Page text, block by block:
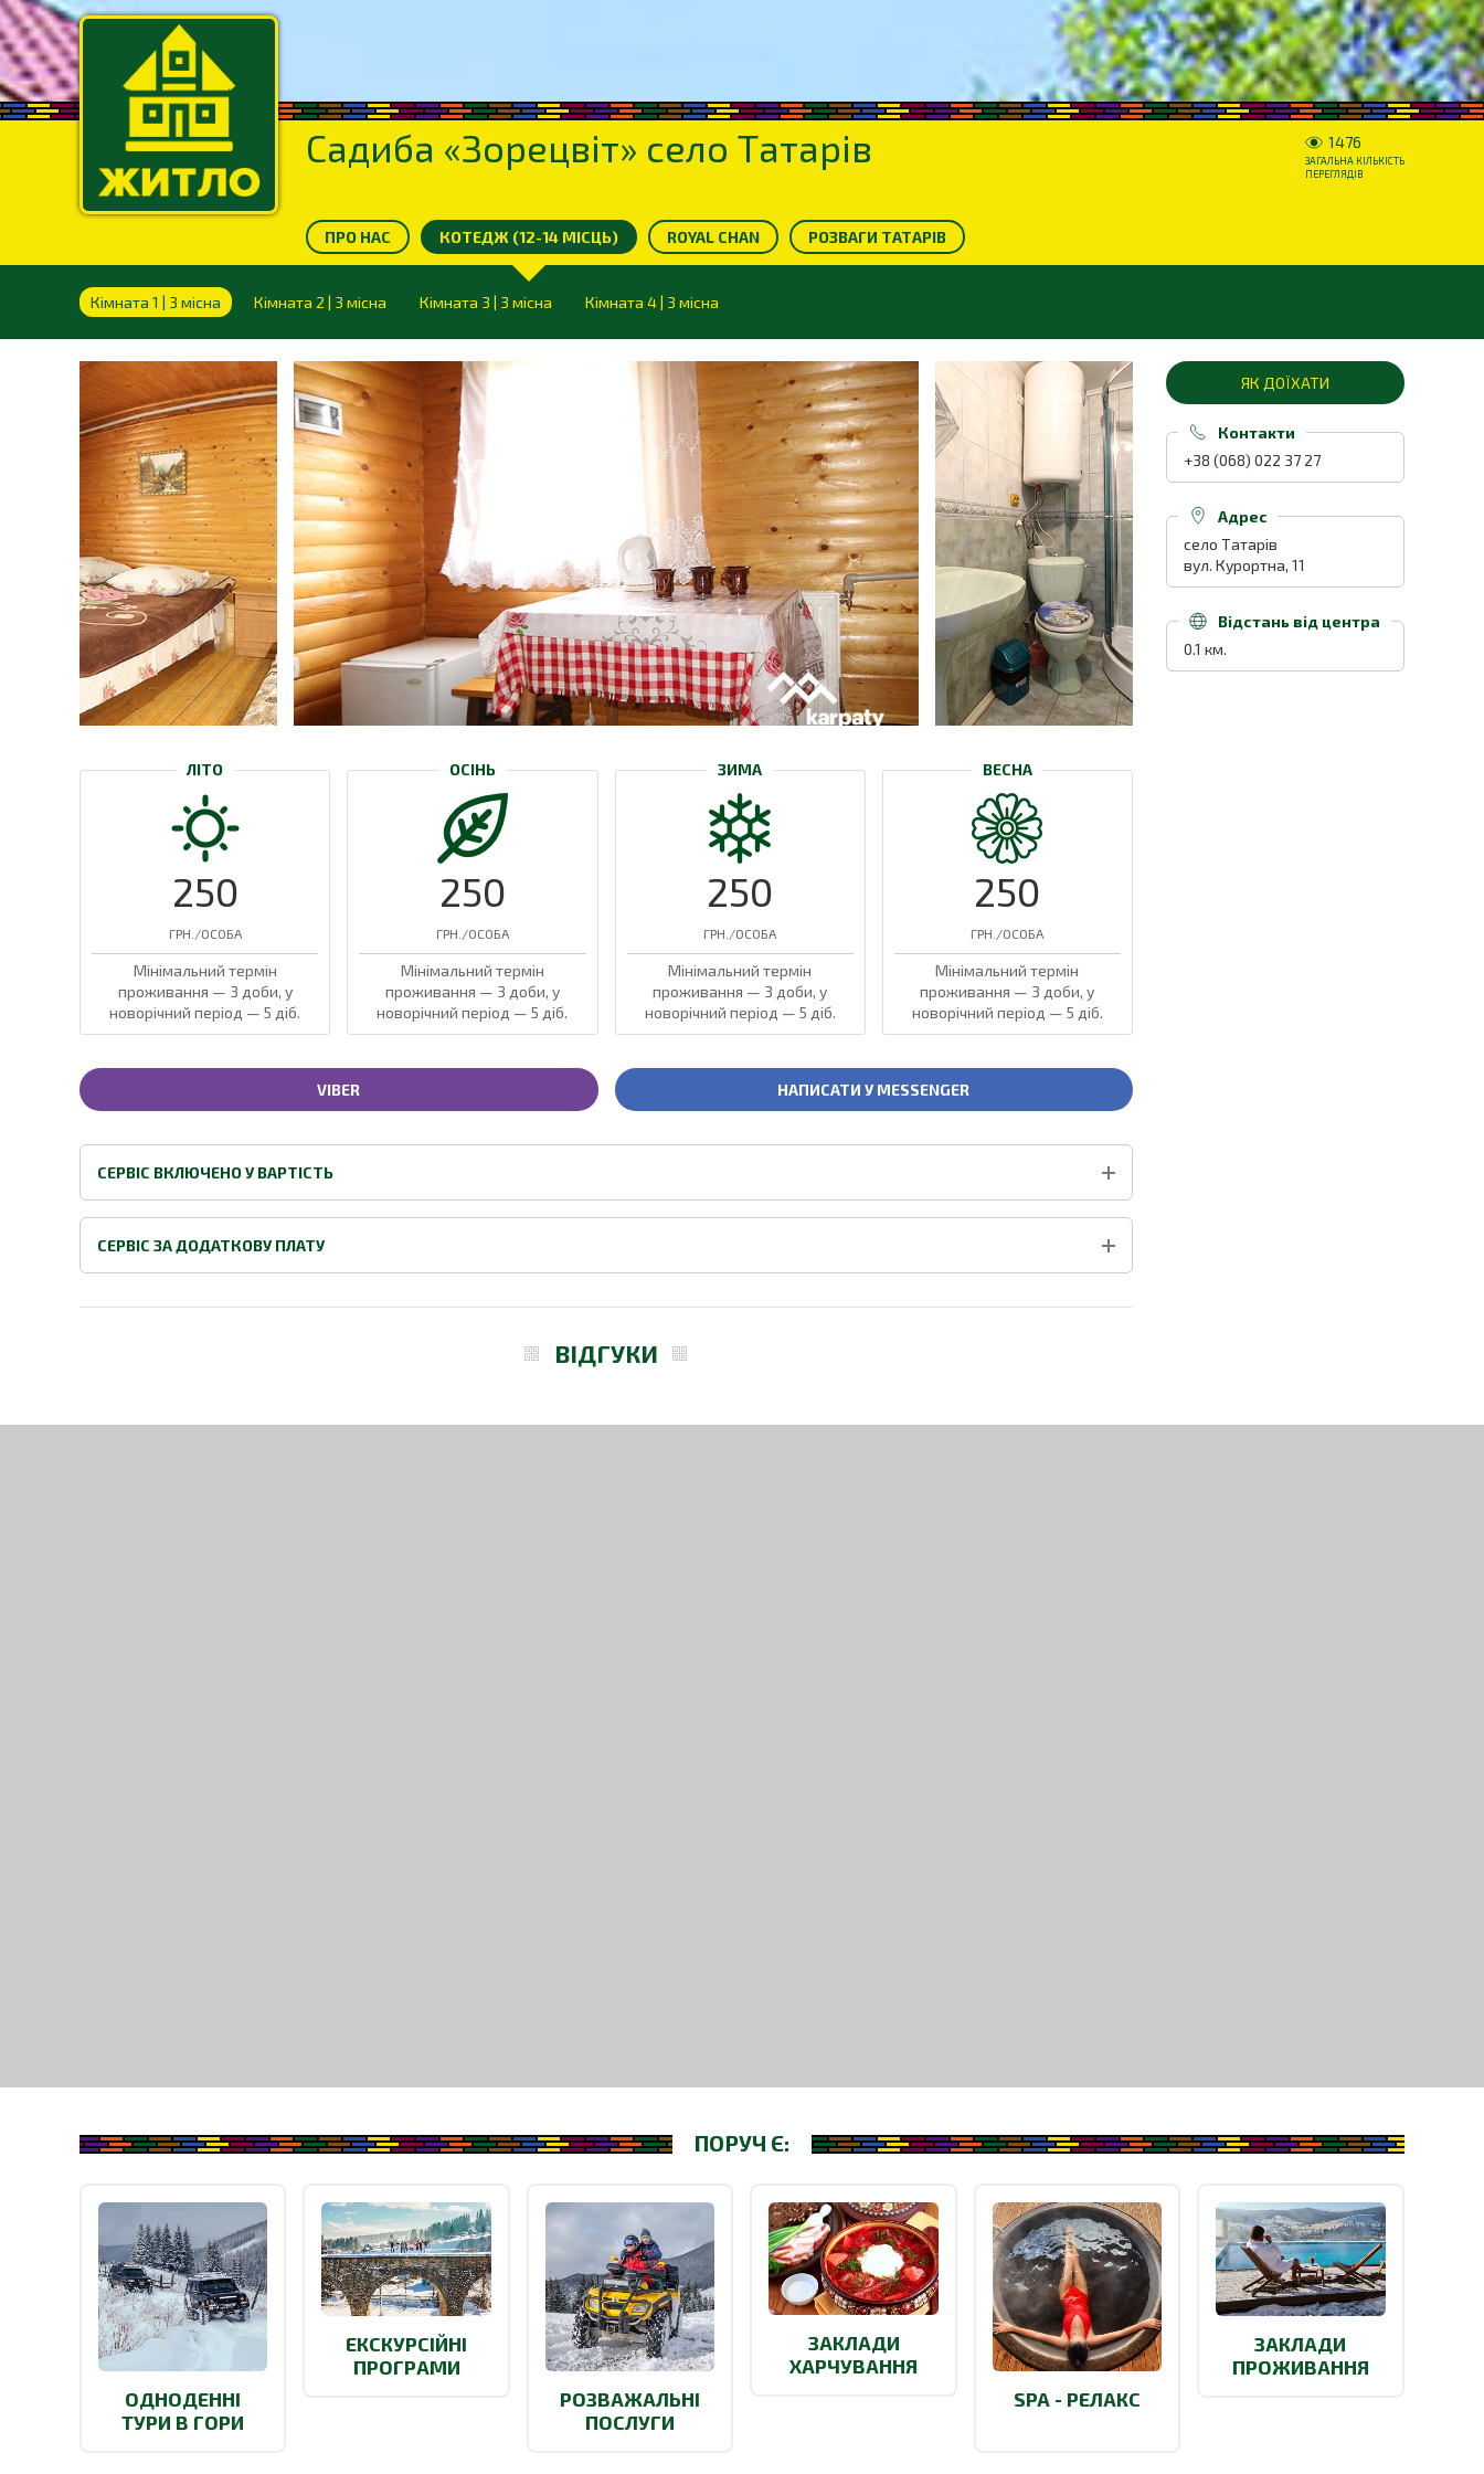
Садиба «Зорецвіт» село Татарів 1476
ЗАГАЛЬНА КІЛЬКІСТЬ
ПЕРЕГЛЯДІВ
ПРО НАС КОТЕДЖ (12-14 МІСЦЬ) ROYAL CHAN РОЗВАГИ ТАТАРІВ
Кімната 1 | 3 місна Кімната 2 | 3 місна Кімната 3 | 3 місна Кімната 4 | 3 місна
ЛІТО
250
ГРН./ОСОБА
Мінімальний термін
проживання — 3 доби, у
новорічний період — 5 діб.
ОСІНЬ
250
ГРН./ОСОБА
Мінімальний термін
проживання — 3 доби, у
новорічний період — 5 діб.
ЗИМА
250
ГРН./ОСОБА
Мінімальний термін
проживання — 3 доби, у
новорічний період — 5 діб.
ВЕСНА
250
ГРН./ОСОБА
Мінімальний термін
проживання — 3 доби, у
новорічний період — 5 діб.
VIBER НАПИСАТИ У MESSENGER
СЕРВІС ВКЛЮЧЕНО У ВАРТІСТЬ
СЕРВІС ЗА ДОДАТКОВУ ПЛАТУ
ВІДГУКИ
ЯК ДОЇХАТИ
Контакти
+38 (068) 022 37 27
Адрес
село Татарів
вул. Курортна, 11
Відстань від центра
0.1 км.
ПОРУЧ Є:
ОДНОДЕННІ
ТУРИ В ГОРИ
ЕКСКУРСІЙНІ
ПРОГРАМИ
РОЗВАЖАЛЬНІ
ПОСЛУГИ
ЗАКЛАДИ
ХАРЧУВАННЯ
SPA - РЕЛАКС
ЗАКЛАДИ
ПРОЖИВАННЯ